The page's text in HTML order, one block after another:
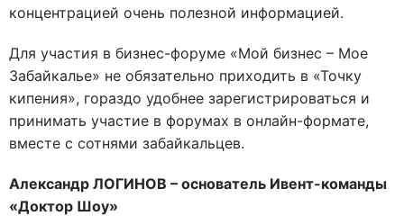
концентрацией очень полезной информацией.
Для участия в бизнес-форуме «Мой бизнес – Мое
Забайкалье» не обязательно приходить в «Точку
кипения», гораздо удобнее зарегистрироваться и
принимать участие в форумах в онлайн-формате,
вместе с сотнями забайкальцев.
Александр ЛОГИНОВ – основатель Ивент-команды
«Доктор Шоу»